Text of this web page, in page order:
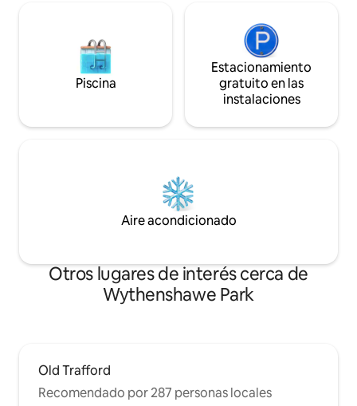
Piscina
Estacionamiento
gratuito en las
instalaciones
Aire acondicionado
Otros lugares de interés cerca de
Wythenshawe Park
Old Trafford
Recomendado por 287 personas locales